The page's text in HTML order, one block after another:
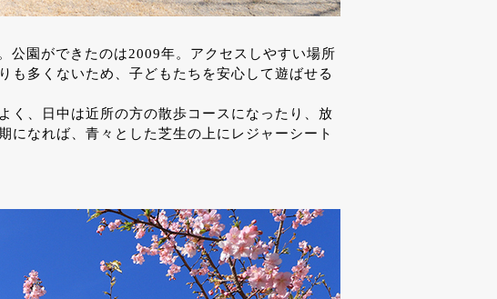
公園ができたのは2009年。アクセスしやすい場所
も多くないため、子どもたちを安心して遊ばせる
く、日中は近所の方の散歩コースになったり、放
になれば、青々とした芝生の上にレジャーシート